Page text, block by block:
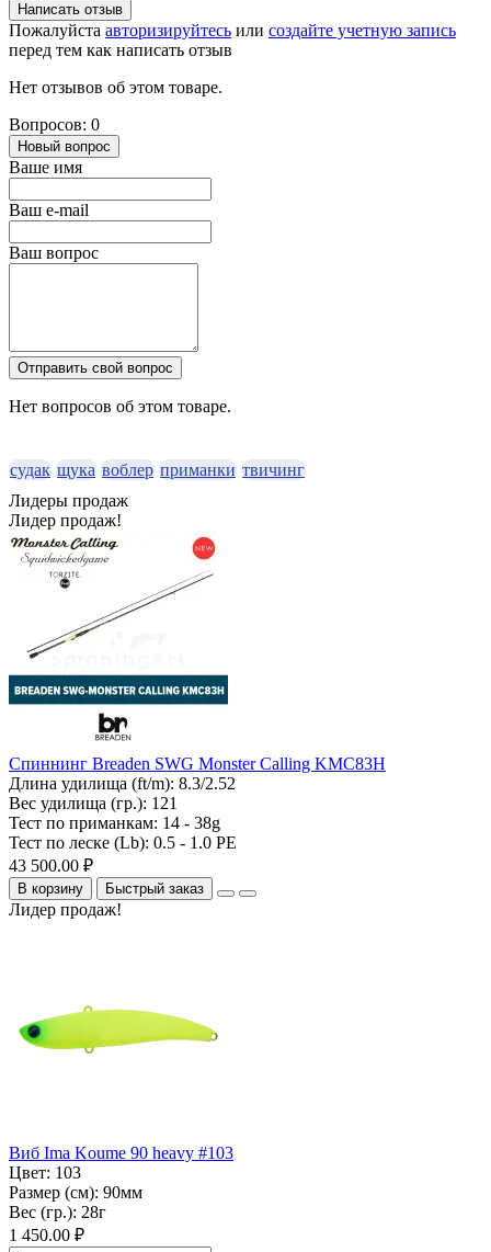
Написать отзыв
Пожалуйста авторизируйтесь или создайте учетную запись
перед тем как написать отзыв
Нет отзывов об этом товаре.
Вопросов: 0
Новый вопрос
Ваше имя
Ваш e-mail
Ваш вопрос
Отправить свой вопрос
Нет вопросов об этом товаре.
судак щука воблер приманки твичинг
Лидеры продаж
Лидер продаж!
Спиннинг Breaden SWG Monster Calling KMC83H
Длина удилища (ft/m): 8.3/2.52
Вес удилища (гр.): 121
Тест по приманкам: 14 - 38g
Тест по леске (Lb): 0.5 - 1.0 PE
43 500.00 ₽
В корзину Быстрый заказ
Лидер продаж!
Виб Ima Koume 90 heavy #103
Цвет: 103
Размер (см): 90мм
Вес (гр.): 28г
1 450.00 ₽